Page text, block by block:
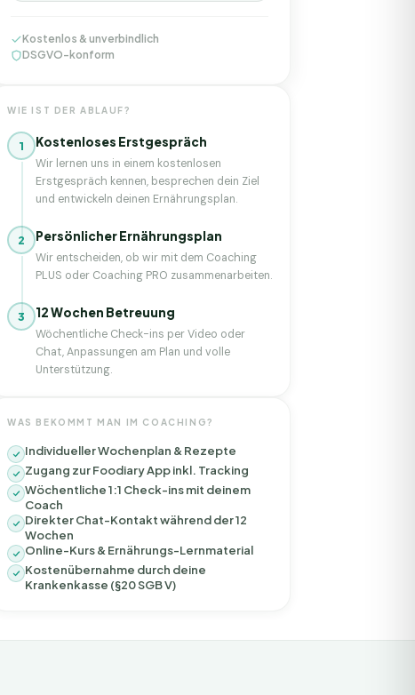
Kostenlos & unverbindlich
DSGVO-konform
WIE IST DER ABLAUF?
1 Kostenloses Erstgespräch
Wir lernen uns in einem kostenlosen
Erstgespräch kennen, besprechen dein Ziel
und entwickeln deinen Ernährungsplan.
2 Persönlicher Ernährungsplan
Wir entscheiden, ob wir mit dem Coaching
PLUS oder Coaching PRO zusammenarbeiten.
3 12 Wochen Betreuung
Wöchentliche Check-ins per Video oder
Chat, Anpassungen am Plan und volle
Unterstützung.
WAS BEKOMMT MAN IM COACHING?
Individueller Wochenplan & Rezepte
Zugang zur Foodiary App inkl. Tracking
Wöchentliche 1:1 Check-ins mit deinem
Coach
Direkter Chat-Kontakt während der 12
Wochen
Online-Kurs & Ernährungs-Lernmaterial
Kostenübernahme durch deine
Krankenkasse (§20 SGB V)